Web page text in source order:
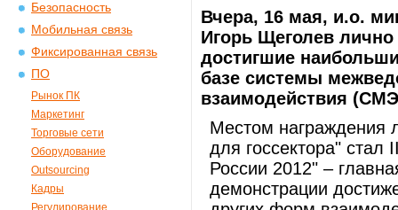
Безопасность
Мобильная связь
Фиксированная связь
ПО
Рынок ПК
Маркетинг
Торговые сети
Оборудование
Outsourcing
Кадры
Регулирование
Вчера, 16 мая, и.о.
Игорь Щеголев
достигшие
базе системы
взаимодействия
Местом награждения
для госсектора" стал
России 2012" –
демонстрации